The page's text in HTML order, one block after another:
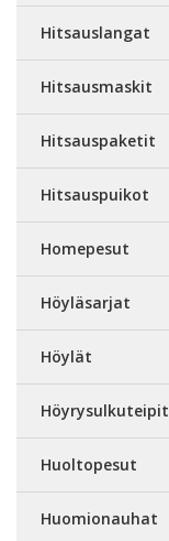
Hitsauslangat
Hitsausmaskit
Hitsauspaketit
Hitsauspuikot
Homepesut
Höyläsarjat
Höylät
Höyrysulkuteipit
Huoltopesut
Huomionauhat